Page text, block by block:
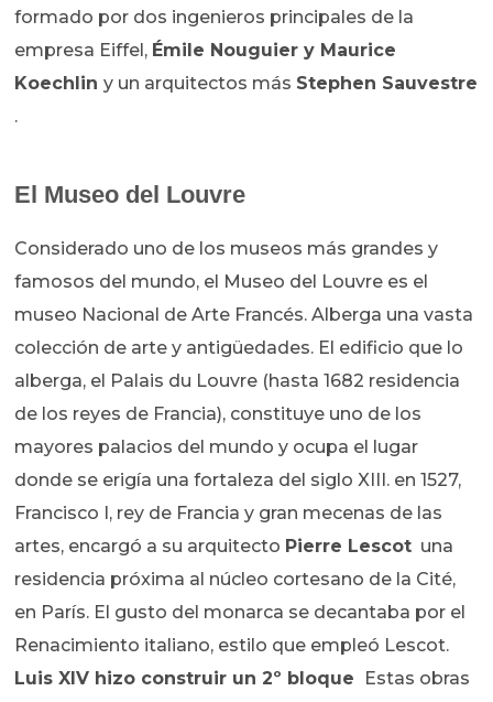
formado por dos ingenieros principales de la
empresa Eiffel, Émile Nouguier y Maurice
Koechliny un arquitectos más Stephen Sauvestre
.
El Museo del Louvre
Considerado uno de los museos más grandes y
famosos del mundo, el Museo del Louvre es el
museo Nacional de Arte Francés. Alberga una vasta
colección de arte y antigüedades. El edificio que lo
alberga, el Palais du Louvre (hasta 1682 residencia
de los reyes de Francia), constituye uno de los
mayores palacios del mundo y ocupa el lugar
donde se erigía una fortaleza del siglo XIII. en 1527,
Francisco I, rey de Francia y gran mecenas de las
artes, encargó a su arquitecto Pierre Lescot una
residencia próxima al núcleo cortesano de la Cité,
en París. El gusto del monarca se decantaba por el
Renacimiento italiano, estilo que empleó Lescot.
Luis XIV hizo construir un 2º bloque
Estas obras